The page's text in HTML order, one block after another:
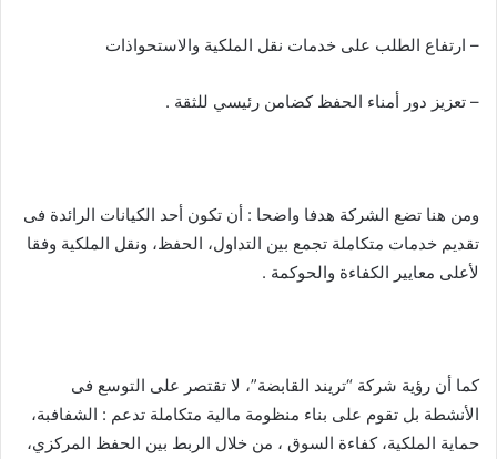
– ارتفاع الطلب على خدمات نقل الملكية والاستحواذات
– تعزيز دور أمناء الحفظ كضامن رئيسي للثقة .
ومن هنا تضع الشركة هدفا واضحا : أن تكون أحد الكيانات الرائدة فى
تقديم خدمات متكاملة تجمع بين التداول، الحفظ، ونقل الملكية وفقا
لأعلى معايير الكفاءة والحوكمة .
كما أن رؤية شركة “تريند القابضة”، لا تقتصر على التوسع فى
الأنشطة بل تقوم على بناء منظومة مالية متكاملة تدعم : الشفافبة،
حماية الملكية، كفاءة السوق ، من خلال الربط بين الحفظ المركزي،